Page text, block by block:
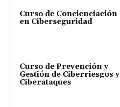
Curso de Concienciación
en Ciberseguridad
Curso de Prevención y
Gestión de Ciberriesgos y
Ciberataques